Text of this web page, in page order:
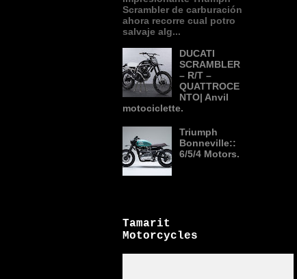
Scrambler de carburación
ahora recorre cual potro
salvaje alg...
DUCATI
SCRAMBLER
– R/T –
QUATTROCE
NTO| Anvil
motociclette.
Triumph
Bonneville::
6/5/4 Motors.
Tamarit
Motorcycles